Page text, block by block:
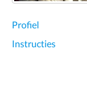
Profiel
Instructies